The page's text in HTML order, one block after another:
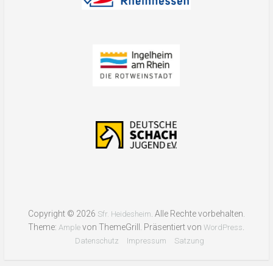
Copyright © 2026 Sfr. Heidesheim. Alle Rechte vorbehalten.
Theme:Ample von ThemeGrill. Präsentiert vonWordPress.
Datenschutz Impressum Satzung